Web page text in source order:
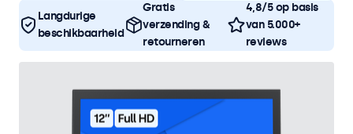
Langdurige
beschikbaarheid
Gratis
verzending &
retourneren
4,8/5 op basis
van 5.000+
reviews